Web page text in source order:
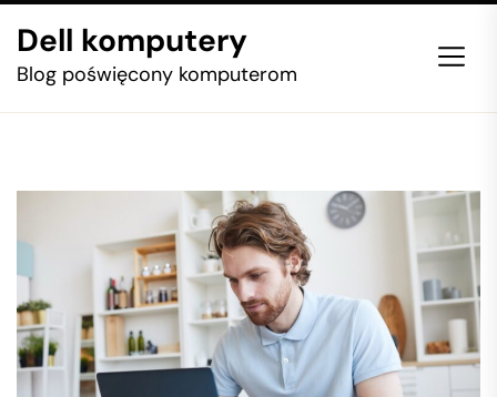
the
Dell komputery
Blog poświęcony komputerom